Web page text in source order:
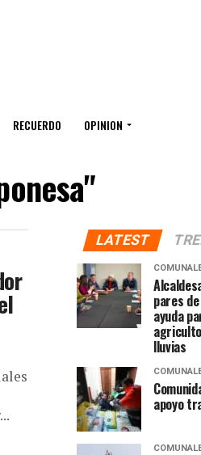
RECUERDO OPINION
LATEST
pares
ayuda
lluvias
apoyo